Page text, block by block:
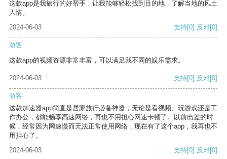
这款app是我旅行的好帮手，让我能够轻松找到目的地，了解当地的风土
人情。
2024-06-03
支持[0] 反对[0]
游客
这款app的视频资源非常丰富，可以满足我不同的娱乐需求。
2024-06-03 支持[0] 反对[0]
游客
这款加速器app简直是居家旅行必备神器，无论是看视频、玩游戏还是工
作办公，都能畅享高速网络，再也不用担心网速卡顿了。以前出差的时
候，经常因为网速慢而无法正常使用网络，现在有了这个app，我再也不
用担心了。
2024-06-03
支持[0] 反对[0]